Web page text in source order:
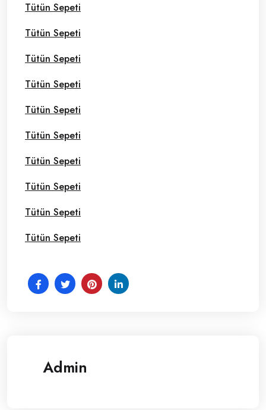
Tütün Sepeti
Tütün Sepeti
Tütün Sepeti
Tütün Sepeti
Tütün Sepeti
Tütün Sepeti
Tütün Sepeti
Tütün Sepeti
Tütün Sepeti
Tütün Sepeti
Admin